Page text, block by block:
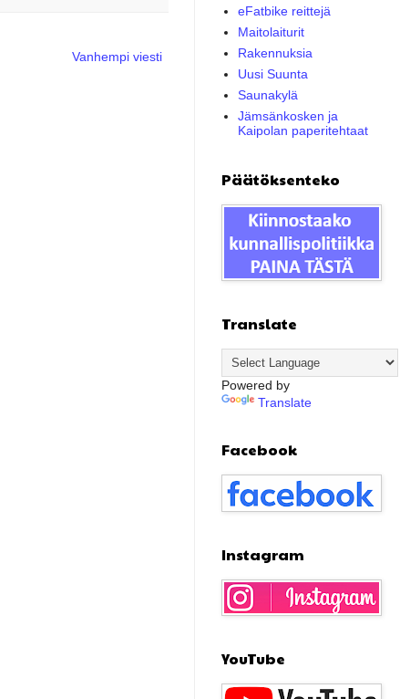
Vanhempi viesti
eFatbike reittejä
Maitolaiturit
Rakennuksia
Uusi Suunta
Saunakylä
Jämsänkosken ja
Kaipolan paperitehtaat
Päätöksenteko
Translate
Powered by
Translate
Facebook
Instagram
YouTube